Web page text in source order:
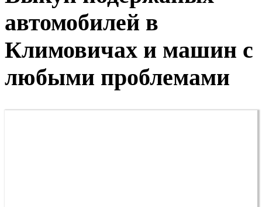
автомобилей в
Климовичах и машин с
любыми проблемами